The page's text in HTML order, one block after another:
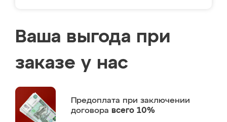
Ваша выгода при
заказе у нас
Предоплата при заключении
договора всего 10%